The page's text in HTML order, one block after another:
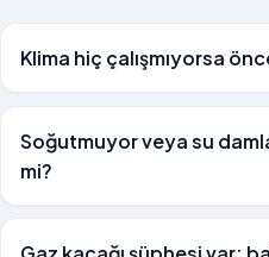
Klima hiç çalışmıyorsa
Soğutmuyor veya su
mi?